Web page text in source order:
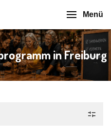
Menü
in Freiburg